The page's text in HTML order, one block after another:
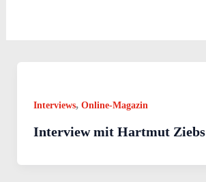
Interviews, Online-Magazin
Interview mit Hartmut Ziebs